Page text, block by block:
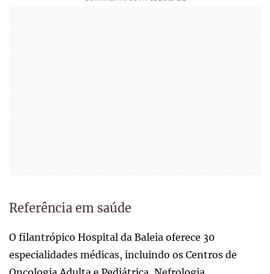
Referência em saúde
O filantrópico Hospital da Baleia oferece 30
especialidades médicas, incluindo os Centros de